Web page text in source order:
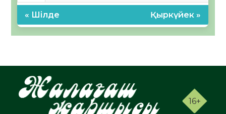
« Шілде Қыркүйек »
16+